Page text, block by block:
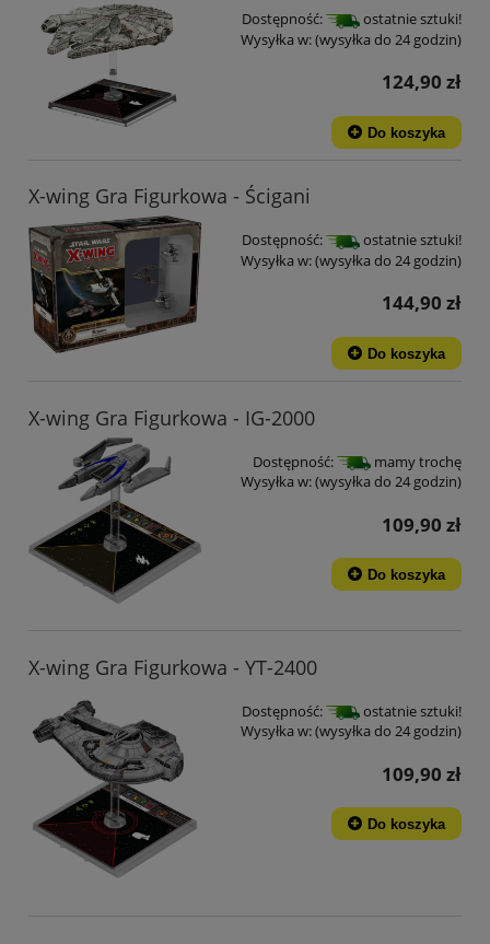
Dostępność:
ostatnie sztuki!
Wysyłka w:(wysyłka do 24 godzin)
124,90 zł
Do koszyka
X-wing Gra Figurkowa - Ścigani
Dostępność:
ostatnie sztuki!
Wysyłka w:(wysyłka do 24 godzin)
144,90 zł
Do koszyka
X-wing Gra Figurkowa - IG-2000
Dostępność:
mamy trochę
Wysyłka w:(wysyłka do 24 godzin)
109,90 zł
Do koszyka
X-wing Gra Figurkowa - YT-2400
Dostępność:
ostatnie sztuki!
Wysyłka w:(wysyłka do 24 godzin)
109,90 zł
Do koszyka